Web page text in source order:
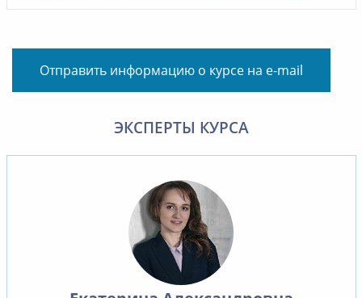
Отправить информацию о курсе на e-mail
ЭКСПЕРТЫ КУРСА